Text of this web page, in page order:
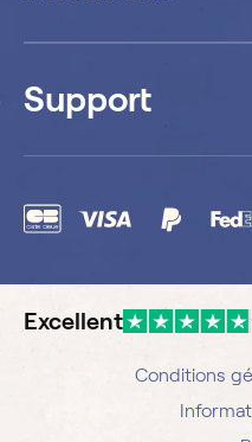
Support
Excellent
Conditions